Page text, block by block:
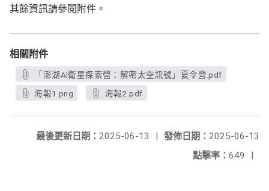
其餘資訊請參閱附件。
相關附件
「澎湖AI衛星探索營：解密太空訊號」夏令營.pdf
海報1.png
海報2.pdf
發佈日期： 2025-06-13
最後更新日期： 2025-06-13
|
點擊率： 649 |